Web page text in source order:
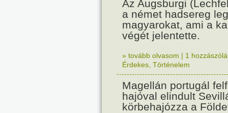
Az Augsburgi
a német hadsereg
magyarokat, ami a
végét jelentette.
» tovább olvasom | 1
Érdekes Történelem
Magellán portugál
hajóval elindult
körbehajózza a